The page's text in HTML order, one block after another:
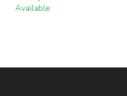
Available